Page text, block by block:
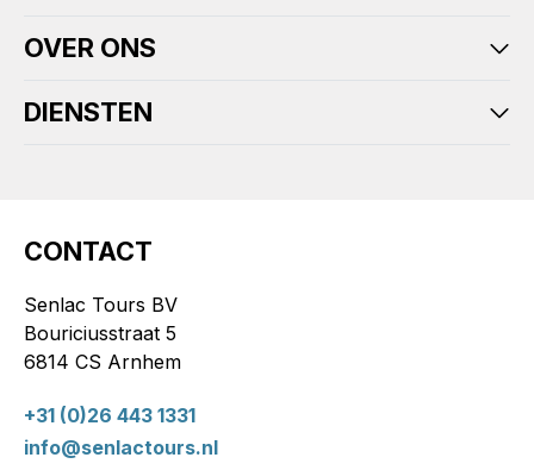
OVER ONS
DIENSTEN
CONTACT
Senlac Tours BV
Bouriciusstraat 5
6814 CS Arnhem
+31 (0)26 443 1331
info@senlactours.nl